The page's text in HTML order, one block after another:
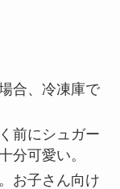
合、冷凍庫で
前にシュガー
分可愛い。
お子さん向け